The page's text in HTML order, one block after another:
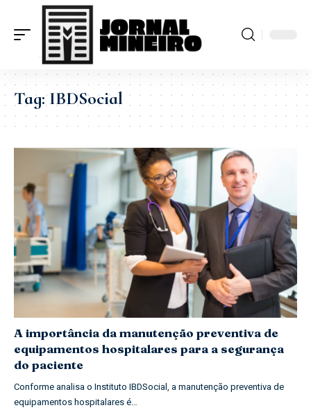
Tag:IBDSocial
A importância da manutenção preventiva de
equipamentos hospitalares para a segurança
do paciente
Conforme analisa o Instituto IBDSocial, a manutenção preventiva de
equipamentos hospitalares é…